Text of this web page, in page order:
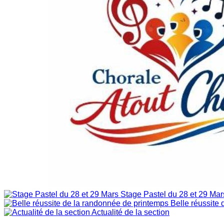
Stage Pastel du 28 et 29
Belle réussite
Actualité de la section